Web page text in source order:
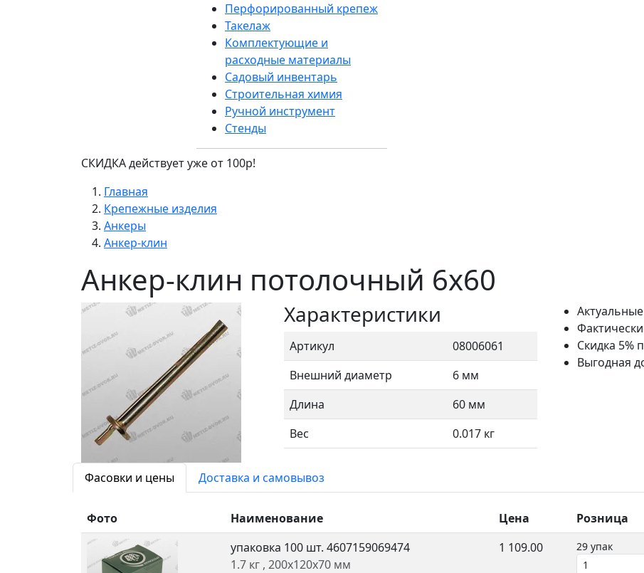
Перфорированный крепеж
Такелаж
Комплектующие и
расходные материалы
Садовый инвентарь
Строительная химия
Ручной инструмент
Стенды
СКИДКА действует уже от 100р!
Главная
Крепежные изделия
Анкеры
Анкер-клин
Анкер-клин потолочный 6х60
Характеристики
Артикул
08006061
Внешний диаметр
6 мм
Длина
60 мм
Вес
0.017 кг
Скидка 5%
Выгодная
Фасовки и цены Доставка и самовывоз
Фото Наименование Цена Розница
упаковка 100 шт. 4607159069474
1.7 кг , 200x120x70 мм
1 109.00 29 упак